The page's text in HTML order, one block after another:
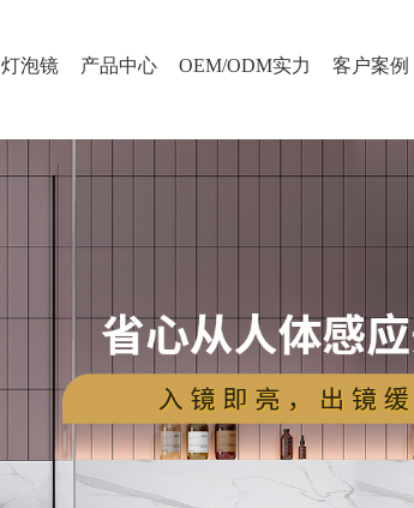
灯泡镜 产品中心 OEM/ODM实力 客户案例